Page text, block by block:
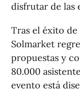
disfrutar de las
Tras el éxito
Solmarket
propuestas y
80.000
evento está